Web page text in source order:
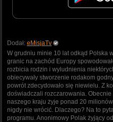
Dodał: eMisjaTv
W grudniu minie 10 lat odkąd Polska
granic na zachód Europy
rozbicia rodzin i wyludnienia
obiecywały stworzenie rodakom
powrót zdecydowało się niewielu. Z
doświadczali rozczarowania.
naszego kraju żyje ponad 20
nigdy nie wrócić. Dlaczego? Na to
programu. Anonimowy Polak żyjący